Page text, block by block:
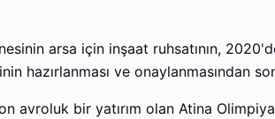
arsa için inşaat ruhsatının,
hazırlanması ve onaylanmasından
avroluk bir yatırım olan Atina